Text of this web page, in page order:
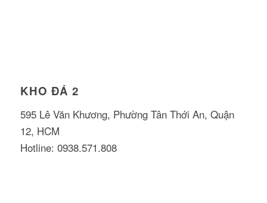
KHO ĐÁ 2
595 Lê Văn Khương, Phường Tân Thới An, Quận
12, HCM
Hotline: 0938.571.808